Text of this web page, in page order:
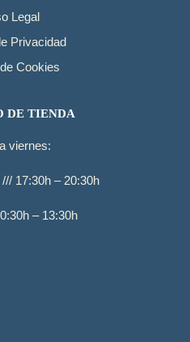
Legal
Privacidad
Cookies
DE TIENDA
viernes:
17:30h – 20:30h
– 13:30h